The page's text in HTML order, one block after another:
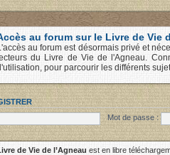
au forum sur le Livre de Vie
au forum est désormais privé et
du Livre de Vie de l'Agneau.
pour parcourir les différents
Mot de passe :
de Vie de l’Agneau est en libre